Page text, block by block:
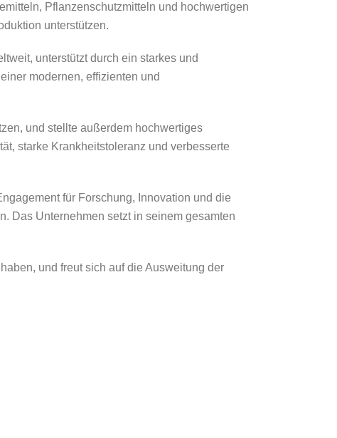
Pflanzenschutzmitteln und hochwertigen
unterstützen.
unterstützt durch ein starkes und
modernen, effizienten und
und stellte außerdem hochwertiges
starke Krankheitstoleranz und verbesserte
für Forschung, Innovation und die
Das Unternehmen setzt in seinem gesamten
und freut sich auf die Ausweitung der